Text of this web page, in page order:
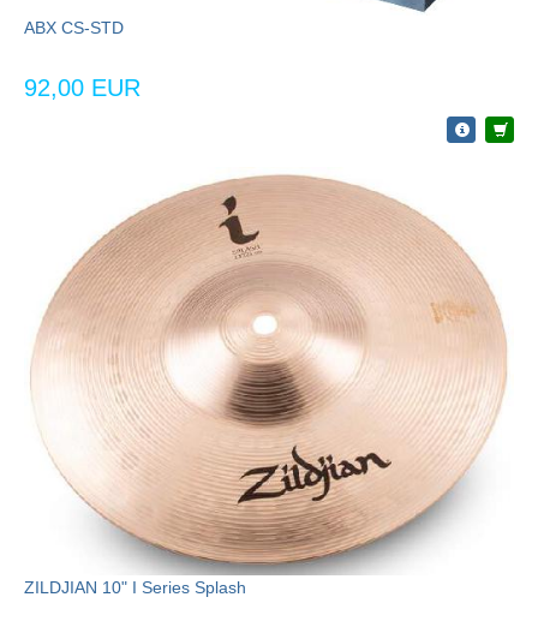
ABX CS-STD
92,00 EUR
ZILDJIAN 10" I Series Splash